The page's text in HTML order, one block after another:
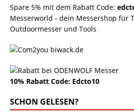
Spare 5% mit dem Rabatt Code:
Messerworld - dein Messershop für
Outdoormesser und Tools
10% Rabatt Code: Edcto10
SCHON GELESEN?